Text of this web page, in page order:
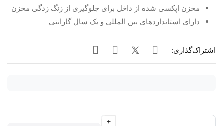
مخزن اپکسی شده از داخل برای جلوگیری از زنگ زدگی مخزن
دارای استانداردهای بین المللی و یک سال گارانتی
اشتراک‌گذاری:
+